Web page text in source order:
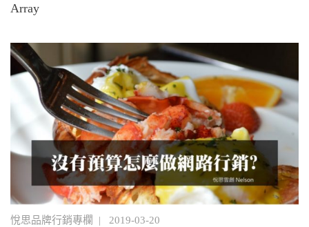
Array
悅思品牌行銷專欄 | 2019-03-20